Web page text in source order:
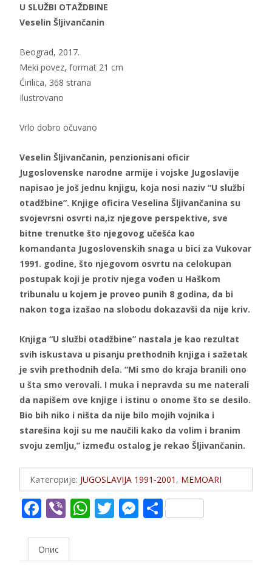
U SLUŽBI OTAŽDBINE
Veselin Šljivančanin
Beograd, 2017.
Meki povez, format 21 cm
Ćirilica, 368 strana
Ilustrovano
Vrlo dobro očuvano
Veselin Šljivančanin, penzionisani oficir
Jugoslovenske narodne armije i vojske Jugoslavije
napisao je još jednu knjigu, koja nosi naziv “U službi
otadžbine”. Knjige oficira Veselina Šljivančanina su
svojevrsni osvrti na,iz njegove perspektive, sve
bitne trenutke što njegovog učešća kao
komandanta Jugoslovenskih snaga u bici za Vukovar
1991. godine, što njegovom osvrtu na celokupan
postupak koji je protiv njega vođen u Haškom
tribunalu u kojem je proveo punih 8 godina, da bi
nakon toga izašao na slobodu dokazavši da nije kriv.
Кnjiga “U službi otadžbine” nastala je kao rezultat
svih iskustava u pisanju prethodnih knjiga i sažetak
je svih prethodnih dela. “Mi smo do kraja branili ono
u šta smo verovali. I muka i nepravda su me naterali
da napišem ove knjige i istinu o onome što se desilo.
Bio bih niko i ništa da nije bilo mojih vojnika i
starešina koji su me naučili kako da volim i branim
svoju zemlju,” između ostalog je rekao Šljivančanin.
Категорије: JUGOSLAVIJA 1991-2001 , MEMOARI
F
e
b
Vi
er
W
s
T
er
M
e
S
e
Опис